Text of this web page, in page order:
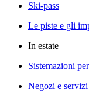
Ski-pass
Le piste e gli
In estate
Sistemazioni
Negozi e servizi